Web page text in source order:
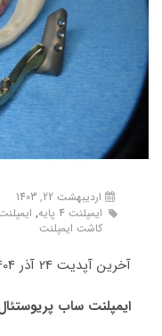
اردیبهشت 22, 1403
ایمپلنت 4 پایه
,
کاشت ایمپلنت
آخرین آپدیت 24 آذر 1404
ایمپلنت ساب پریوستئال در 1 جلسه | بدون پیوند